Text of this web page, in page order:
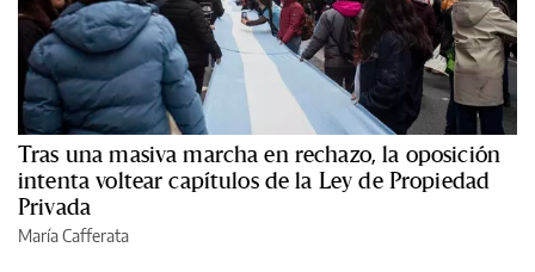
Tras una masiva marcha en rechazo, la oposición
intenta voltear capítulos de la Ley de Propiedad
Privada
María Cafferata